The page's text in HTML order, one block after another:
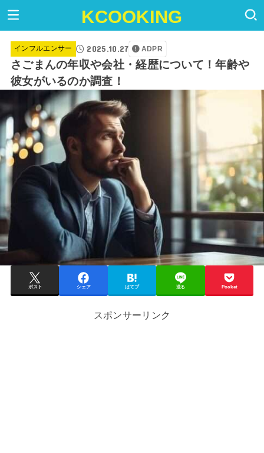
KCOOKING
インフルエンサー 2025.10.27 ADPR
さごまんの年収や会社・経歴について！年齢や
彼女がいるのか調査！
ポスト シェア はてブ 送る Pocket
スポンサーリンク